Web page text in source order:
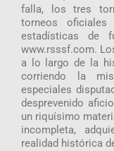
falla, los tres
torneos
estadísticas de
www.rsssf.com.
a lo largo de la
corriendo la
especiales
desprevenido
un riquísimo
incompleta,
realidad histórica